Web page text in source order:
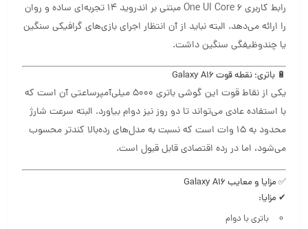
رابط کاربری One UI Core 6 مبتنی بر اندروید 14 تجربه‌ای ساده و روان
را ارائه می‌دهد. البته نباید از آن انتظار اجرای بازی‌های گرافیکی سنگین
یا چندوظیفگی سنگین داشت.
🔋 باتری؛ نقطه قوت Galaxy A16
یکی از نقاط قوت این گوشی باتری 5000 میلی‌آمپرساعتی آن است که
با استفاده عادی می‌تواند تا دو روز نیز دوام بیاورد. البته سرعت شارژ
محدود به 15 وات است که نسبت به مدل‌های رده‌بالا کندتر محسوب
می‌شود، اما در رده اقتصادی قابل قبول است.
✅ مزایا و معایب Galaxy A16
✔ مزایا:
باتری با دوام